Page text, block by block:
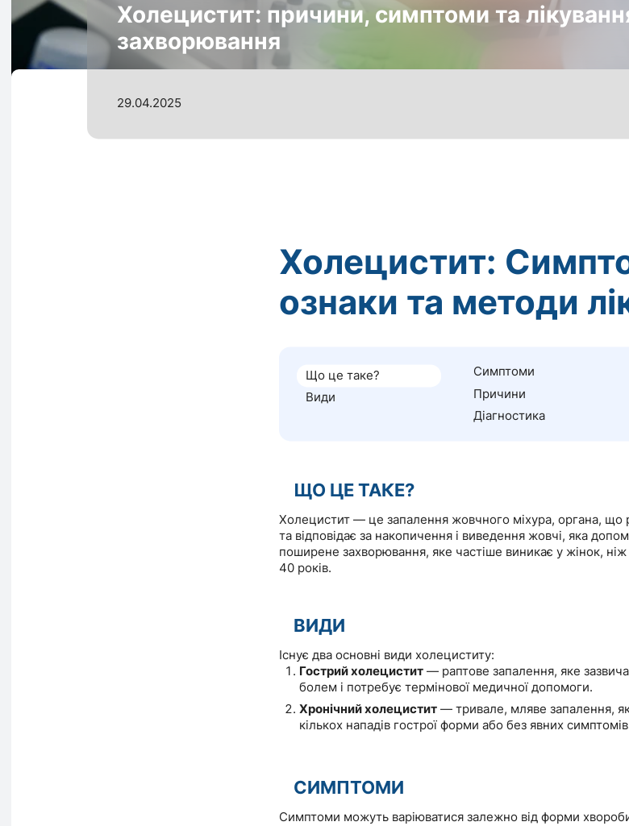
Холецистит: причини, симптоми та
захворювання
29.04.2025
Холецистит:
ознаки та методи
Що це таке?
Види
Симптоми
Причини
Діагностика
ЩО ЦЕ ТАКЕ?
Холецистит — це запалення жовчного міхура, органа, що
та відповідає за накопичення і виведення жовчі, яка
поширене захворювання, яке частіше виникає у жінок, ніж
40 років.
ВИДИ
Існує два основні види холециститу:
Гострий холецистит— раптове запалення, яке
болем і потребує термінової медичної допомоги.
Хронічний холецистит— тривале, мляве запалення,
кількох нападів гострої форми або без явних
СИМПТОМИ
Симптоми можуть варіюватися залежно від форми